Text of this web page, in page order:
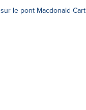
le pont Macdonald-